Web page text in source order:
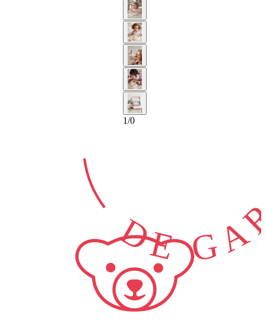
1/0
2-AÑOS
DE